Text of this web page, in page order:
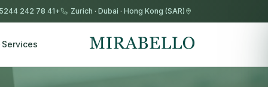
Zurich · Dubai · Hong Kong (SAR)
+41 78 242 5244
Services